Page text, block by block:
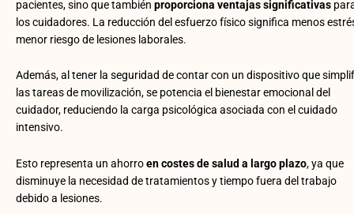
pacientes, sino que también proporciona ventajas significativas
los cuidadores. La reducción del esfuerzo físico significa menos
menor riesgo de lesiones laborales.
Además, al tener la seguridad de contar con un dispositivo que
las tareas de movilización, se potencia el bienestar emocional del
cuidador, reduciendo la carga psicológica asociada con el cuidado
intensivo.
Esto representa un ahorroen costes de salud a largo plazo, ya que
disminuye la necesidad de tratamientos y tiempo fuera del trabajo
debido a lesiones.